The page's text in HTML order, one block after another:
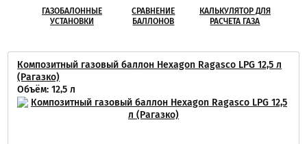
ГАЗОБАЛОННЫЕ
УСТАНОВКИ
СРАВНЕНИЕ
БАЛЛОНОВ
КАЛЬКУЛЯТОР ДЛЯ
РАСЧЕТА ГАЗА
Композитный газовый баллон Hexagon Ragasco LPG 12,5 л
(Рагазко)
Объём: 12,5 л